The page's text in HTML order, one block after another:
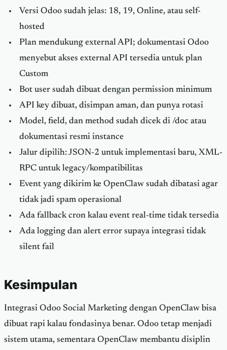
Versi Odoo sudah jelas: 18, 19, Online, atau self-
hosted
Plan mendukung external API; dokumentasi Odoo
menyebut akses external API tersedia untuk plan
Custom
Bot user sudah dibuat dengan permission minimum
API key dibuat, disimpan aman, dan punya rotasi
Model, field, dan method sudah dicek di /doc atau
dokumentasi resmi instance
Jalur dipilih: JSON-2 untuk implementasi baru, XML-
RPC untuk legacy/kompatibilitas
Event yang dikirim ke OpenClaw sudah dibatasi agar
tidak jadi spam operasional
Ada fallback cron kalau event real-time tidak tersedia
Ada logging dan alert error supaya integrasi tidak
silent fail
Kesimpulan
Integrasi Odoo Social Marketing dengan OpenClaw bisa
dibuat rapi kalau fondasinya benar. Odoo tetap menjadi
sistem utama, sementara OpenClaw membantu disiplin